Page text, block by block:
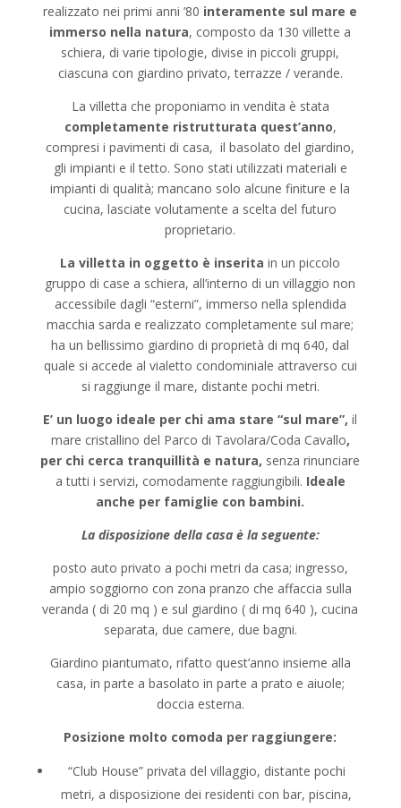
realizzato nei primi anni ’80 interamente sul mare e
immerso nella natura, composto da 130 villette a
schiera, di varie tipologie, divise in piccoli gruppi,
ciascuna con giardino privato, terrazze / verande.
La villetta che proponiamo in vendita è stata
completamente ristrutturata quest’anno,
compresi i pavimenti di casa, il basolato del giardino,
gli impianti e il tetto. Sono stati utilizzati materiali e
impianti di qualità; mancano solo alcune finiture e la
cucina, lasciate volutamente a scelta del futuro
proprietario.
La villetta in oggetto è inseritain un piccolo
gruppo di case a schiera, all’interno di un villaggio non
accessibile dagli “esterni”, immerso nella splendida
macchia sarda e realizzato completamente sul mare;
ha un bellissimo giardino di proprietà di mq 640, dal
quale si accede al vialetto condominiale attraverso cui
si raggiunge il mare, distante pochi metri.
E’ un luogo ideale per chi ama stare “sul mare”,il
mare cristallino del Parco di Tavolara/Coda Cavallo,
per chi cerca tranquillità e natura, senza rinunciare
a tutti i servizi, comodamente raggiungibili. Ideale
anche per famiglie con bambini.
La disposizione della casa è la seguente:
posto auto privato a pochi metri da casa; ingresso,
ampio soggiorno con zona pranzo che affaccia sulla
veranda ( di 20 mq ) e sul giardino ( di mq 640 ), cucina
separata, due camere, due bagni.
Giardino piantumato, rifatto quest’anno insieme alla
casa, in parte a basolato in parte a prato e aiuole;
doccia esterna.
Posizione molto comoda per raggiungere:
“Club House” privata del villaggio, distante pochi
metri, a disposizione dei residenti con bar, piscina,